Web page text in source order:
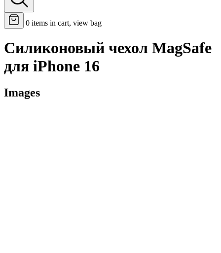
0 items in cart, view bag
Силиконовый чехол MagSafe
для iPhone 16
Images